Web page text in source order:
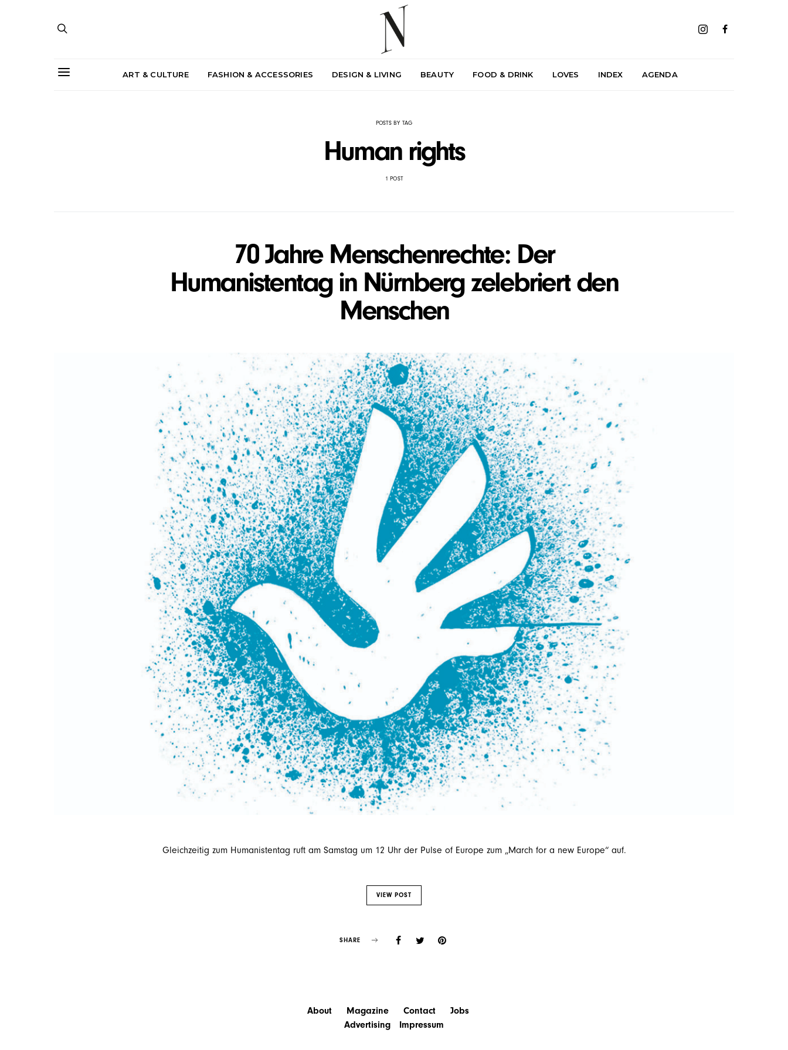
ART & CULTURE FASHION & ACCESSORIES DESIGN & LIVING BEAUTY FOOD & DRINK LOVES INDEX AGENDA
POSTS BY TAG
Human rights
1 POST
70 Jahre Menschenrechte: Der
Humanistentag in Nürnberg zelebriert den
Menschen
Gleichzeitig zum Humanistentag ruft am Samstag um 12 Uhr der Pulse of Europe zum „March for a new Europe“ auf.
VIEW POST
SHARE
About Magazine Contact
Jobs
Advertising
Impressum